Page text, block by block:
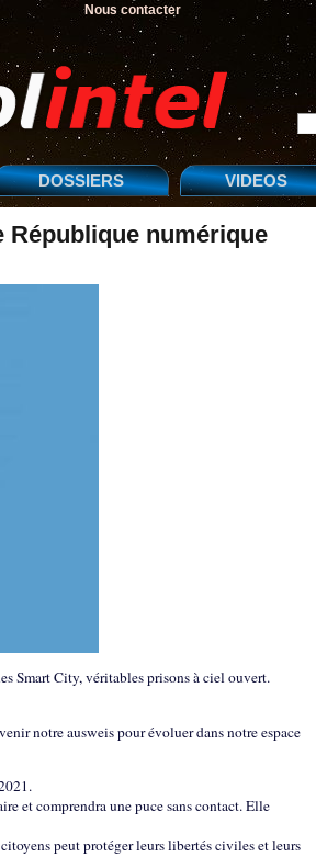
Nous contacter
DOSSIERS VIDEOS
République numérique
Smart City, véritables prisons à ciel ouvert.
notre ausweis pour évoluer dans notre espace
et comprendra une puce sans contact. Elle
peut protéger leurs libertés civiles et leurs